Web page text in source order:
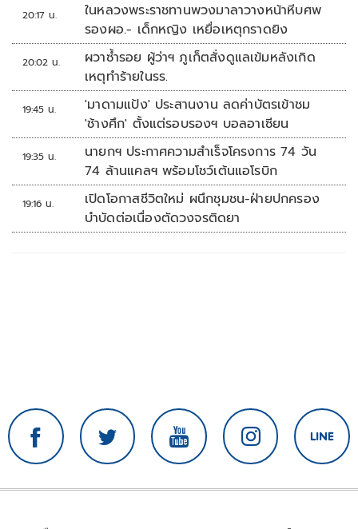
20:17 น.
ในหลวงพระราชทานพวงมาลาวางหน้าหีบศพ
รองผอ.- เด็กหญิง เหยื่อเหตุกราดยิง
20:02 น.
ผวาซ้ำรอย ผู้ว่าฯ ภูเก็ตสั่งดูแลเข้มหลังเกิด
เหตุทำร้ายในรร.
19:45 น.
'มาดามแป้ง' ประสานงาน ลดค่าบัตรเข้าชม
'ช้างศึก' ตั้งแต่รอบรองฯ บอลอาเซียน
19:35 น.
นายกฯ ประกาศความสำเร็จโครงการ 74 วัน
74 ล้านแคลฯ พร้อมโชว์เต้นแอโรบิก
19:16 น.
เปิดโอกาสชีวิตใหม่ ผนึกชุมชน-ฝ่ายปกครอง
บำบัดต่อเนื่องตัดวงจรติดยา